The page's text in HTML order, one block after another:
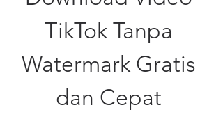
TikTok Tanpa
Watermark Gratis
dan Cepat